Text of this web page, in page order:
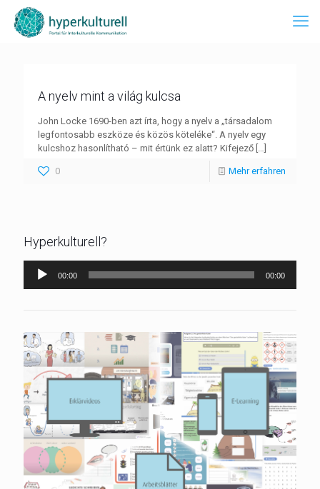
A nyelv mint a világ kulcsa
John Locke 1690-ben azt írta, hogy a nyelv a „társadalom
legfontosabb eszköze és közös köteléke“. A nyelv egy
kulcshoz hasonlítható – mit értünk ez alatt? Kifejező […]
0 Mehr erfahren
Hyperkulturell?
Audio-
Player
00:00 00:00